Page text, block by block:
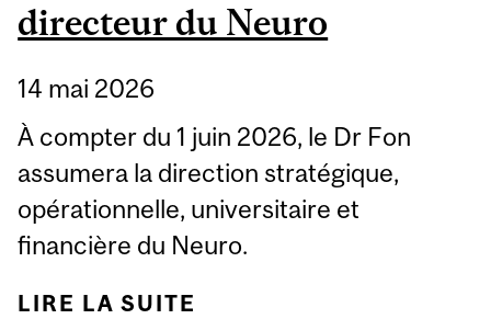
directeur du Neuro
14 mai 2026
À compter du 1 juin 2026, le Dr Fon
assumera la direction stratégique,
opérationnelle, universitaire et
financière du Neuro.
LIRE LA SUITE